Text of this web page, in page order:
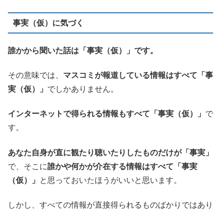
事実（仮）に気づく
誰かから聞いた話は「事実（仮）」です。
その意味では、 マスコミが報道している情報はすべて「事
実（仮）」 でしかありません。
インターネットで得られる情報もすべて「事実（仮）」 で
す。
あなた自身が直に観たり聴いたりしたものだけが「事実」
で、そこに誰かや何かが介在する情報はすべて「事実
（仮）」
と思っておいたほうがいいと思います。
しかし、すべての情報が直接得られるものばかりではあり